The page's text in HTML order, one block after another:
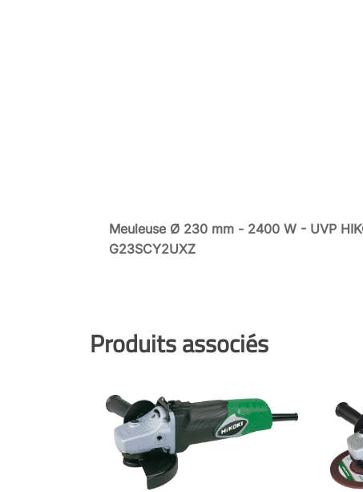
Meuleuse Ø 230 mm - 2400 W - UVP
G23SCY2UXZ
Produits associés